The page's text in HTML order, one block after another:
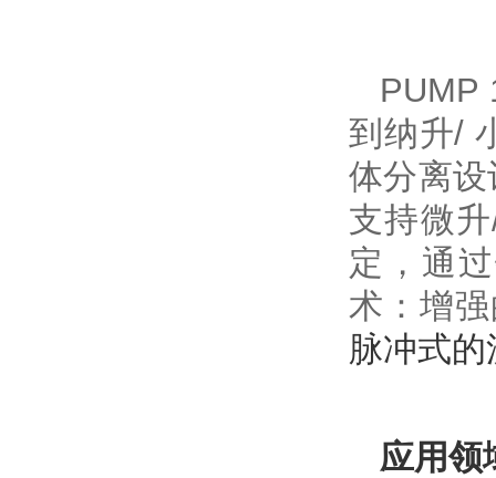
PUMP
到纳升/
体分离
支持微
定，通
术：增
脉冲式
应用领